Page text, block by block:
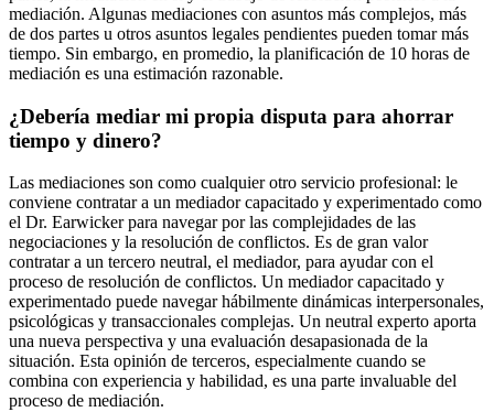
mediación. Algunas mediaciones con asuntos más complejos, más
de dos partes u otros asuntos legales pendientes pueden tomar más
tiempo. Sin embargo, en promedio, la planificación de 10 horas de
mediación es una estimación razonable.
¿Debería mediar mi propia disputa para ahorrar
tiempo y dinero?
Las mediaciones son como cualquier otro servicio profesional: le
conviene contratar a un mediador capacitado y experimentado como
el Dr. Earwicker para navegar por las complejidades de las
negociaciones y la resolución de conflictos. Es de gran valor
contratar a un tercero neutral, el mediador, para ayudar con el
proceso de resolución de conflictos. Un mediador capacitado y
experimentado puede navegar hábilmente dinámicas interpersonales,
psicológicas y transaccionales complejas. Un neutral experto aporta
una nueva perspectiva y una evaluación desapasionada de la
situación. Esta opinión de terceros, especialmente cuando se
combina con experiencia y habilidad, es una parte invaluable del
proceso de mediación.